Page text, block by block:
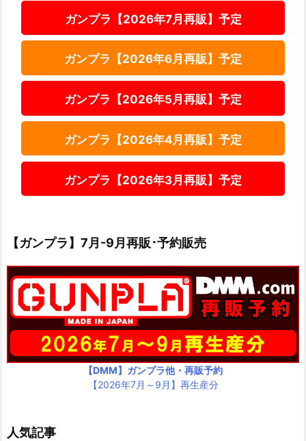
ガンプラ【2026年7月再販】予定
ガンプラ【2026年6月再販】予定
ガンプラ【2026年5月再販】予定
ガンプラ【2026年4月再販】予定
ガンプラ【2026年3月再販】予定
【ガンプラ】7月-9月再販･予約販売
【DMM】ガンプラ他・再販予約
【2026年7月～9月】再生産分
人気記事